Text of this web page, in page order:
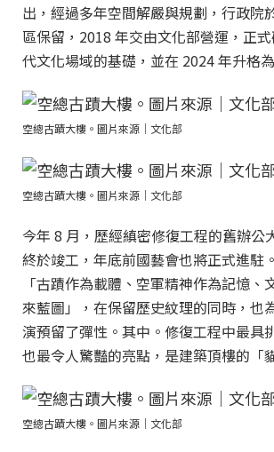
出，經過多年空間解嚴與規劃，行政院
區保留，2018 年交由文化部營運，正
代文化場域的基礎，並在 2024 年升格
空總古蹟大樓。圖片來源｜文化部
空總古蹟大樓。圖片來源｜文化部
今年 8 月，歷經縝密修復工程的舊辦公
終於竣工，年底前國藝會也將正式進駐
「古蹟作為載體、空軍精神作為記憶、
來藍圖」，在保留歷史紋理的同時，也
演預留了彈性。其中。修復工程中最具
也最令人驚豔的亮點，是建築頂樓的「
空總古蹟大樓。圖片來源｜文化部